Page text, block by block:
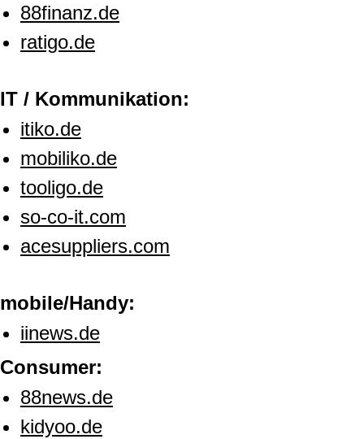
88finanz.de
ratigo.de
IT / Kommunikation:
itiko.de
mobiliko.de
tooligo.de
so-co-it.com
acesuppliers.com
mobile/Handy:
iinews.de
Consumer:
88news.de
kidyoo.de